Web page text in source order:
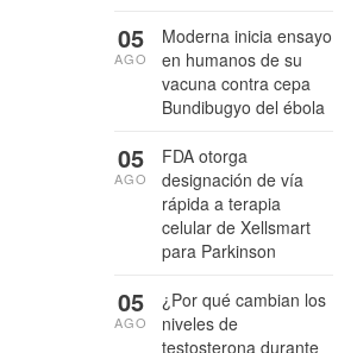
Moderna inicia ensayo
en humanos de su
vacuna contra cepa
Bundibugyo del ébola
05
AGO
FDA otorga
designación de vía
rápida a terapia
celular de Xellsmart
para Parkinson
05
AGO
¿Por qué cambian los
niveles de
testosterona durante
05
AGO